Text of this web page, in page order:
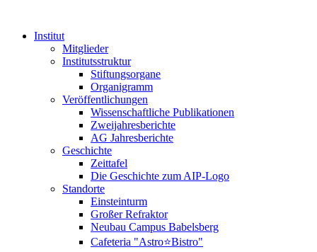
Institut
Mitglieder
Institutsstruktur
Stiftungsorgane
Organigramm
Veröffentlichungen
Wissenschaftliche Publikationen
Zweijahresberichte
AG Jahresberichte
Geschichte
Zeittafel
Die Geschichte zum AIP-Logo
Standorte
Einsteinturm
Großer Refraktor
Neubau Campus Babelsberg
Cafeteria "Astro⭐Bistro"